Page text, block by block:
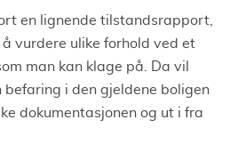
en lignende tilstandsrapport,
vurdere ulike forhold ved et
man kan klage på. Da vil
befaring i den gjeldene boligen
dokumentasjonen og ut i fra